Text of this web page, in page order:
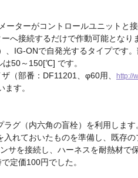
ーターがコントロールユニットと
へ接続するだけで作動可能となり
、IG-ONで自発光するタイプです
50～150[℃] です。
（部番：DF11201、φ60用、
http://
ます。
グ（内六角の盲栓）を利用しま
れておいたものを準備し、既存の
サを接続し、ハーネスを耐熱材で
定価100円でした。